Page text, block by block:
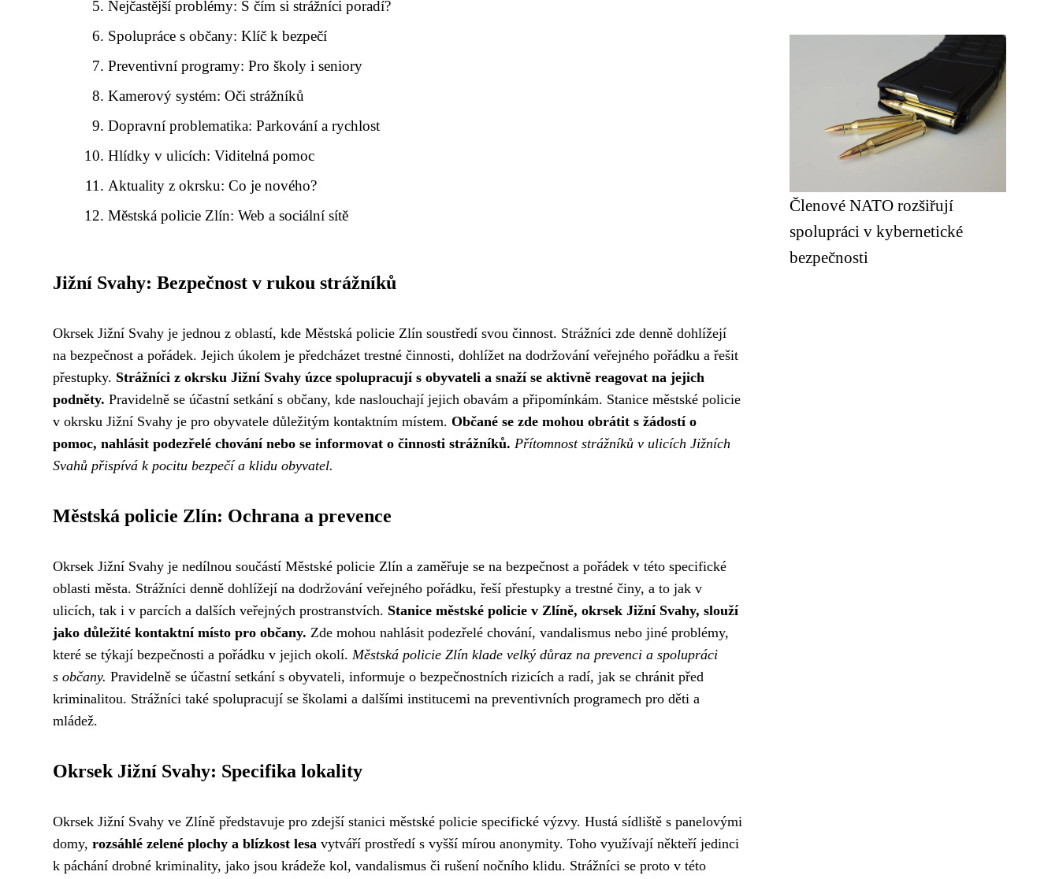
Nejčastější problémy: S čím si strážníci poradí?
Spolupráce s občany: Klíč k bezpečí
Preventivní programy: Pro školy i seniory
Kamerový systém: Oči strážníků
Dopravní problematika: Parkování a rychlost
Hlídky v ulicích: Viditelná pomoc
Aktuality z okrsku: Co je nového?
Městská policie Zlín: Web a sociální sítě
Jižní Svahy: Bezpečnost v rukou strážníků
Okrsek Jižní Svahy je jednou z oblastí, kde Městská policie Zlín soustředí svou činnost. Strážníci zde denně dohlížejí
na bezpečnost a pořádek. Jejich úkolem je předcházet trestné činnosti, dohlížet na dodržování veřejného pořádku a řešit
přestupky. Strážníci z okrsku Jižní Svahy úzce spolupracují s obyvateli a snaží se aktivně reagovat na jejich
podněty. Pravidelně se účastní setkání s občany, kde naslouchají jejich obavám a připomínkám. Stanice městské policie
v okrsku Jižní Svahy je pro obyvatele důležitým kontaktním místem. Občané se zde mohou obrátit s žádostí o
pomoc, nahlásit podezřelé chování nebo se informovat o činnosti strážníků. Přítomnost strážníků v ulicích Jižních
Svahů přispívá k pocitu bezpečí a klidu obyvatel.
Městská policie Zlín: Ochrana a prevence
Okrsek Jižní Svahy je nedílnou součástí Městské policie Zlín a zaměřuje se na bezpečnost a pořádek v této specifické
oblasti města. Strážníci denně dohlížejí na dodržování veřejného pořádku, řeší přestupky a trestné činy, a to jak v
ulicích, tak i v parcích a dalších veřejných prostranstvích. Stanice městské policie v Zlíně, okrsek Jižní Svahy, slouží
jako důležité kontaktní místo pro občany. Zde mohou nahlásit podezřelé chování, vandalismus nebo jiné problémy,
které se týkají bezpečnosti a pořádku v jejich okolí. Městská policie Zlín klade velký důraz na prevenci a spolupráci
s občany. Pravidelně se účastní setkání s obyvateli, informuje o bezpečnostních rizicích a radí, jak se chránit před
kriminalitou. Strážníci také spolupracují se školami a dalšími institucemi na preventivních programech pro děti a
mládež.
Okrsek Jižní Svahy: Specifika lokality
Okrsek Jižní Svahy ve Zlíně představuje pro zdejší stanici městské policie specifické výzvy. Hustá sídliště s panelovými
domy, rozsáhlé zelené plochy a blízkost lesa vytváří prostředí s vyšší mírou anonymity. Toho využívají někteří jedinci
k páchání drobné kriminality, jako jsou krádeže kol, vandalismus či rušení nočního klidu. Strážníci se proto v této
Členové NATO rozšiřují
spolupráci v kybernetické
bezpečnosti